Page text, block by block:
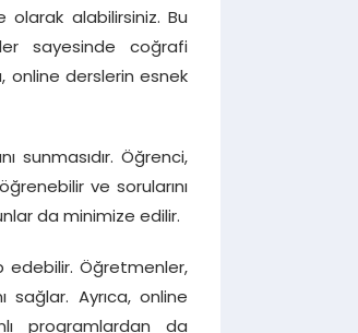
alabilirsiniz. Bu
sayesinde coğrafi
online derslerin esnek
Öğrenci,
ve sorularını
da minimize edilir.
edebilir. Öğretmenler,
Ayrıca, online
programlardan da